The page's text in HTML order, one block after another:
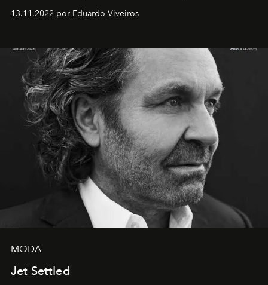
13.11.2022 por Eduardo Viveiros
MODA
Jet Settled